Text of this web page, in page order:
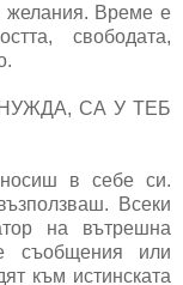
желания. Време е
свободата,
СА У ТЕБ
носиш в себе си.
Всеки
на вътрешна
съобщения или
към истинската